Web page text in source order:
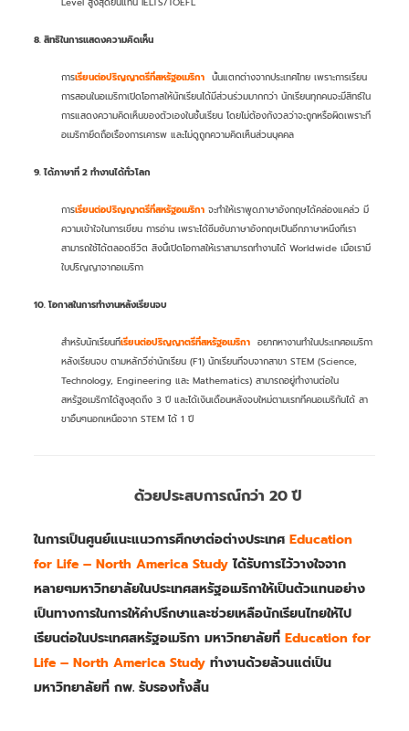
8. สิทธิในการแสดงความคิดเห็น
การเรียนต่อปริญญาตรีที่สหรัฐอเมริกา นั้นแตกต่างจากประเทศไทย เพราะการเรียน
การสอนในอเมริกาเปิดโอกาสให้นักเรียนได้มีส่วนร่วมมากกว่า นักเรียนทุกคนจะมีสิทธ์ใน
การแสดงความคิดเห็นของตัวเองในชั้นเรียน โดยไม่ต้องกังวลว่าจะถูกหรือผิดเพราะที่
อเมริกายึดถือเรื่องการเคารพ และไม่ดูถูกความคิดเห็นส่วนบุคคล
9. ได้ภาษาที่ 2 ทำงานได้ทั่วโลก
การเรียนต่อปริญญาตรีที่สหรัฐอเมริกา จะทำให้เราพูดภาษาอังกฤษได้คล่องแคล่ว มี
ความเข้าใจในการเขียน การอ่าน เพราะได้ซึมซับภาษาอังกฤษเป็นอีกภาษาหนึ่งที่เรา
สามารถใช้ได้ตลอดชีวิต สิ่งนี้เปิดโอกาสให้เราสามารถทำงานได้ Worldwide เมื่อเรามี
ใบปริญญาจากอเมริกา
10. โอกาสในการทำงานหลังเรียนจบ
สำหรับนักเรียนที่เรียนต่อปริญญาตรีที่สหรัฐอเมริกา อยากหางานทำในประเทศอเมริกา
หลังเรียนจบ ตามหลักวีซ่านักเรียน (F1) นักเรียนที่จบจากสาขา STEM (Science,
Technology, Engineering และ Mathematics) สามารถอยู่ทำงานต่อใน
สหรัฐอเมริกาได้สูงสุดถึง 3 ปี และได้เงินเดือนหลังจบใหม่ตามเรทที่คนอเมริกันได้ สา
ขาอื่นๆนอกเหนือจาก STEM ได้ 1 ปี
ด้วยประสบการณ์กว่า 20 ปี
ในการเป็นศูนย์แนะแนวการศึกษาต่อต่างประเทศ​Education
for Life – North America Studyได้รับการไว้วางใจจาก
หลายๆมหาวิทยาลัยในประเทศสหรัฐอเมริกาให้เป็นตัวแทนอย่าง
เป็นทางการในการให้คำปรึกษาและช่วยเหลือนักเรียนไทยให้ไป
เรียนต่อในประเทศสหรัฐอเมริกามหาวิทยาลัยที่Education for
Life – North America Study ทำงานด้วยล้วนแต่เป็น
มหาวิทยาลัยที่กพ. รับรองทั้งสิ้น